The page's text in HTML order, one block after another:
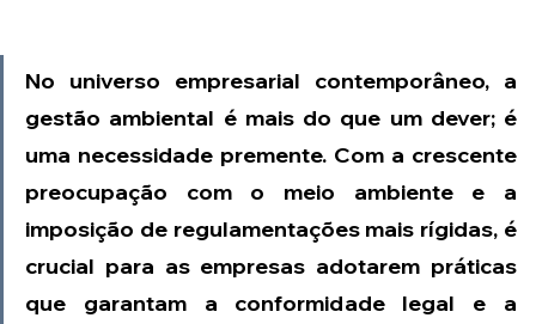
No universo empresarial contemporâneo, a
gestão ambiental é mais do que um dever; é
uma necessidade premente. Com a crescente
preocupação com o meio ambiente e a
imposição de regulamentações mais rígidas, é
crucial para as empresas adotarem práticas
que garantam a conformidade legal e a